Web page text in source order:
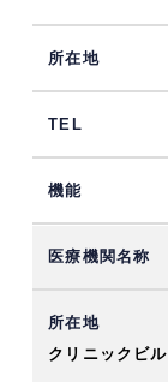
クリニックビ